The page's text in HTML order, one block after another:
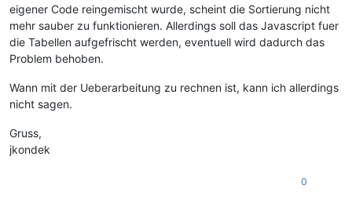
eigener Code reingemischt wurde, scheint die Sortierung nicht
mehr sauber zu funktionieren. Allerdings soll das Javascript fuer
die Tabellen aufgefrischt werden, eventuell wird dadurch das
Problem behoben.
Wann mit der Ueberarbeitung zu rechnen ist, kann ich allerdings
nicht sagen.
Gruss,
jkondek
0